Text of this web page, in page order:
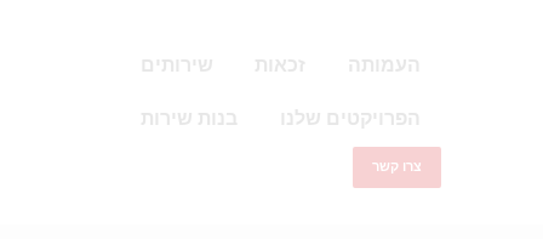
העמותה זכאות שירותים
הפרויקטים שלנו בנות שירות
צרו קשר